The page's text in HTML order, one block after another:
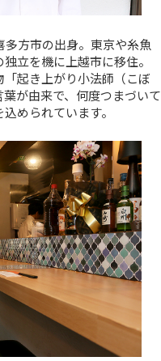
多方市の出身。東京や糸魚
立を機に上越市に移住。
起き上がり小法師（こぼ
が由来で、何度つまづいて
められています。